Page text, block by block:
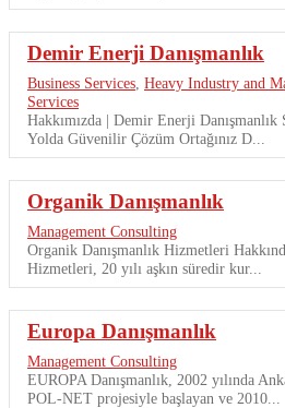
Demir Enerji Danışmanlık
Business Services Heavy Industry and
Services
Hakkımızda | Demir Enerji
Yolda Güvenilir Çözüm Ortağınız D...
Organik Danışmanlık
Management Consulting
Organik Danışmanlık Hizmetleri
Hizmetleri, 20 yılı aşkın süredir kur...
Europa Danışmanlık
Management Consulting
EUROPA Danışmanlık, 2002 yılında
POL-NET projesiyle başlayan ve 2010...